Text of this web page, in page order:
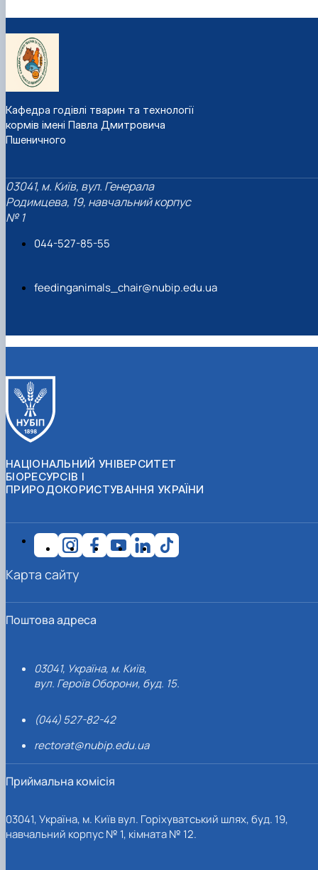
Кафедра годівлі тварин та технології
кормів імені Павла Дмитровича
Пшеничного
03041, м. Київ, вул. Генерала
Родимцева, 19, навчальний корпус
№ 1
044-527-85-55
feedinganimals_chair@nubip.edu.ua
НАЦІОНАЛЬНИЙ УНІВЕРСИТЕТ
БІОРЕСУРСІВ І
ПРИРОДОКОРИСТУВАННЯ УКРАЇНИ
Поштова адреса
03041, Україна, м. Київ,
вул. Героїв Оборони, буд. 15.
(044) 527-82-42
rectorat@nubip.edu.ua
Приймальна комісія
03041, Україна, м. Київ вул. Горіхуватський шлях, буд. 19,
навчальний корпус № 1, кімната № 12.
Карта сайту